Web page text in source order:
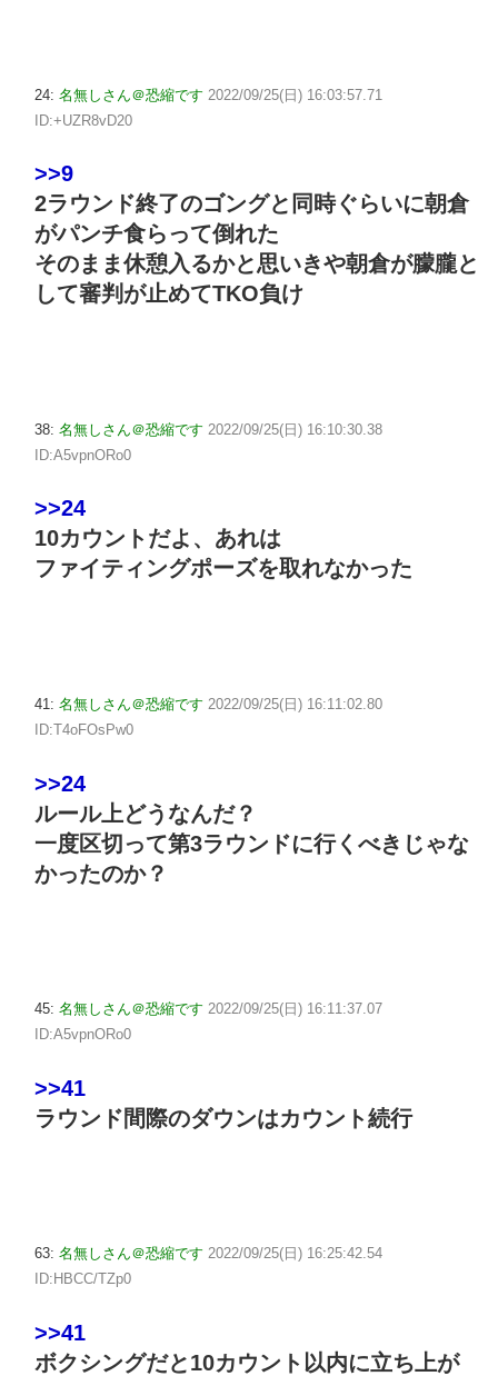
24: 名無しさん＠恐縮です 2022/09/25(日) 16:03:57.71
ID:+UZR8vD20
>>9
2ラウンド終了のゴングと同時ぐらいに朝倉
がパンチ食らって倒れた
そのまま休憩入るかと思いきや朝倉が朦朧と
して審判が止めてTKO負け
38: 名無しさん＠恐縮です 2022/09/25(日) 16:10:30.38
ID:A5vpnORo0
>>24
10カウントだよ、あれは
ファイティングポーズを取れなかった
41: 名無しさん＠恐縮です 2022/09/25(日) 16:11:02.80
ID:T4oFOsPw0
>>24
ルール上どうなんだ？
一度区切って第3ラウンドに行くべきじゃな
かったのか？
45: 名無しさん＠恐縮です 2022/09/25(日) 16:11:37.07
ID:A5vpnORo0
>>41
ラウンド間際のダウンはカウント続行
63: 名無しさん＠恐縮です 2022/09/25(日) 16:25:42.54
ID:HBCC/TZp0
>>41
ボクシングだと10カウント以内に立ち上が